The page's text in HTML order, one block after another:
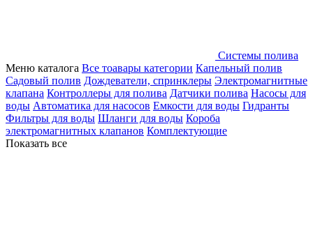
Системы полива
Меню каталога Все тоавары категории Капельный полив
Садовый полив Дождеватели, спринклеры Электромагнитные
клапана Контроллеры для полива Датчики полива Насосы для
воды Автоматика для насосов Емкости для воды Гидранты
Фильтры для воды Шланги для воды Короба
электромагнитных клапанов Комплектующие
Показать все